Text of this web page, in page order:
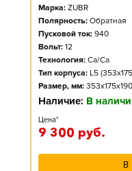
Марка: ZUBR
Полярность: Обратная
Пусковой ток: 940
Вольт: 12
Технология: Ca/Ca
Тип корпуса: L5
Размер, мм: 353x175x190
Наличие: В
Цена*
9 300 руб.
В